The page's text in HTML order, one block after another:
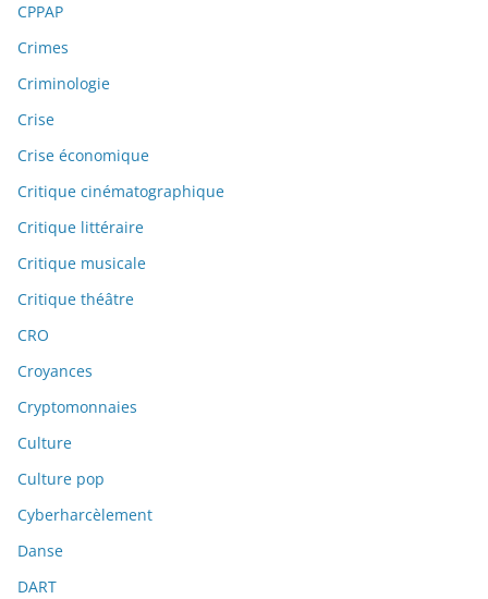
CPPAP
Crimes
Criminologie
Crise
Crise économique
Critique cinématographique
Critique littéraire
Critique musicale
Critique théâtre
CRO
Croyances
Cryptomonnaies
Culture
Culture pop
Cyberharcèlement
Danse
DART